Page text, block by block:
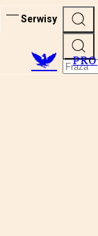
Serwisy
PRO